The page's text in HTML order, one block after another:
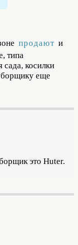
продают и
типа
сада, косилки
еще
это Huter.